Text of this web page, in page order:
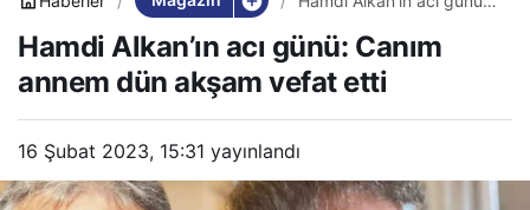
vefat etti
Hamdi Alkan’ın acı günü: Canım
annem dün akşam vefat etti
16 Şubat 2023, 15:31 yayınlandı